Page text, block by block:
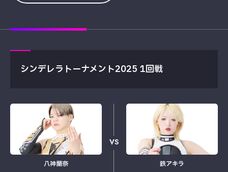
シンデレラトーナメント2025 1回戦
八神蘭奈
VS
鉄アキラ